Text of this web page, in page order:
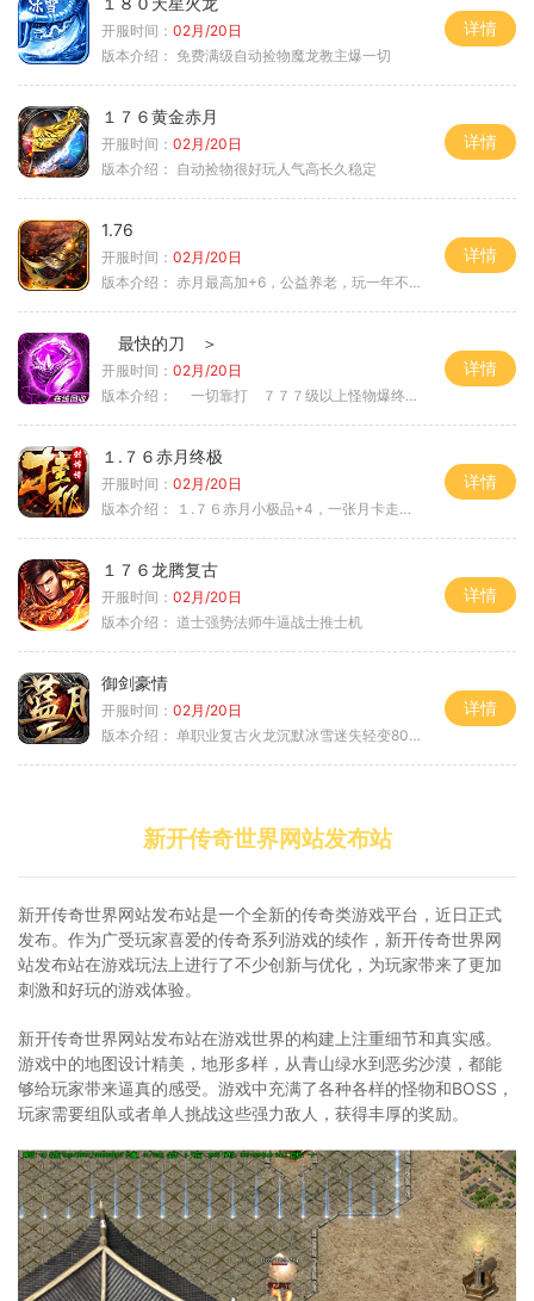
开服时间： 02月/20日
版本介绍： 免费满级自动捡物魔龙教主爆一切
详情
１７６黄金赤月
开服时间： 02月/20日
版本介绍： 自动捡物很好玩人气高长久稳定
详情
1.76
开服时间： 02月/20日
版本介绍： 赤月最高加+6，公益养老，玩一年不腻，屠龙
详情
最快的刀 ＞
开服时间： 02月/20日
版本介绍：
一切靠打 ７７７级以上怪物爆终极 ＞
详情
１.７６赤月终极
开服时间： 02月/20日
版本介绍：
１.７６赤月小极品+4，一张月卡走天涯c
详情
１７６龙腾复古
开服时间： 02月/20日
版本介绍： 道士强势法师牛逼战士推士机
详情
御剑豪情
开服时间： 02月/20日
版本介绍： 单职业复古火龙沉默冰雪迷失轻变8085
详情
新开传奇世界网站发布站
新开传奇世界网站发布站是一个全新的传奇类游戏平台，近日正式
发布。作为广受玩家喜爱的传奇系列游戏的续作，新开传奇世界网
站发布站在游戏玩法上进行了不少创新与优化，为玩家带来了更加
刺激和好玩的游戏体验。
新开传奇世界网站发布站在游戏世界的构建上注重细节和真实感。
游戏中的地图设计精美，地形多样，从青山绿水到恶劣沙漠，都能
够给玩家带来逼真的感受。游戏中充满了各种各样的怪物和BOSS，
玩家需要组队或者单人挑战这些强力敌人，获得丰厚的奖励。